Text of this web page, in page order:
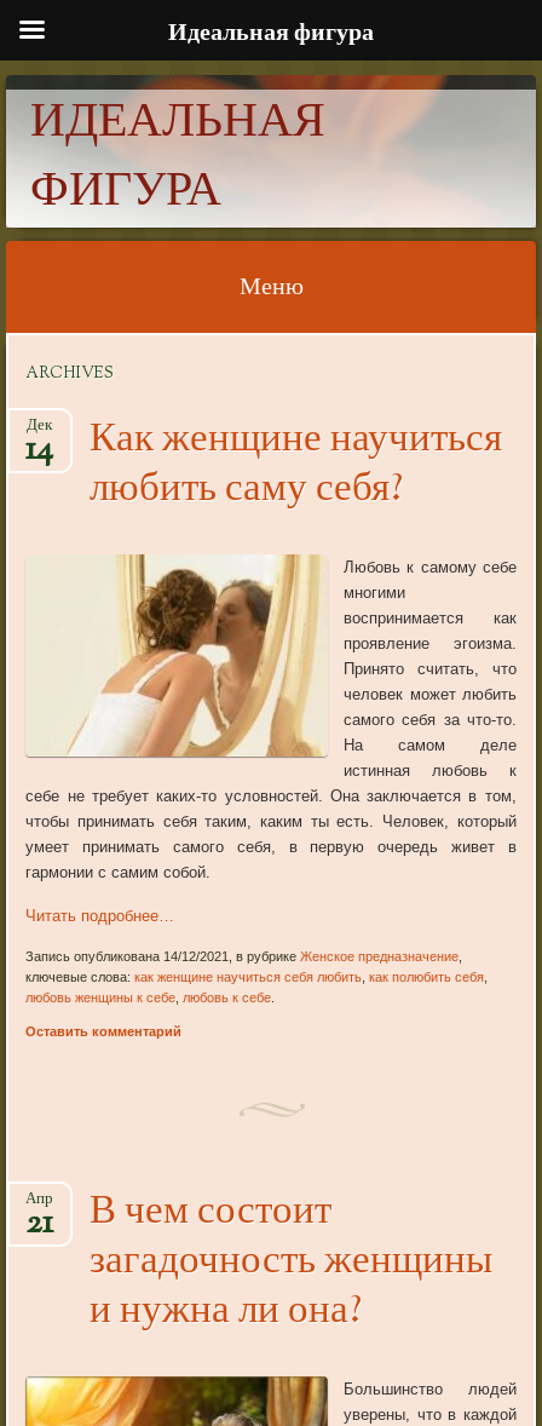
ИДЕАЛЬНАЯ
ФИГУРА
Меню
ARCHIVES
Как женщине научиться
любить саму себя?
Дек
14
Любовь к самому себе
многими
воспринимается как
проявление эгоизма.
Принято считать, что
человек может любить
самого себя за что-то.
На самом деле
истинная любовь к
себе не требует каких-то условностей. Она заключается в том,
чтобы принимать себя таким, каким ты есть. Человек, который
умеет принимать самого себя, в первую очередь живет в
гармонии с самим собой.
Читать подробнее…
Запись опубликована 14/12/2021, в рубрикеЖенское предназначение
ключевые слова:как женщине научиться себя любить ,как полюбить себя
любовь женщины к себе любовь к себе
Оставить комментарий
В чем состоит
загадочность женщины
и нужна ли она?
Апр
21
Большинство людей
уверены, что в каждой
Идеальная фигура